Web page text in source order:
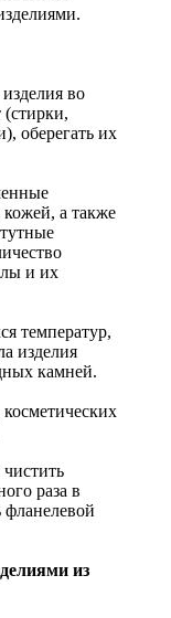
во
оберегать их
кожей, а также
и их
температур,
изделия
камней.
раза в
фланелевой
из